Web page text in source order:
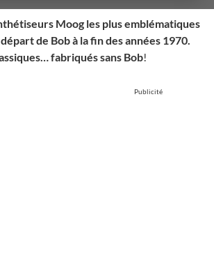
Moog les plus emblématiques
de Bob à la fin des années 1970.
fabriqués sans Bob!
Publicité